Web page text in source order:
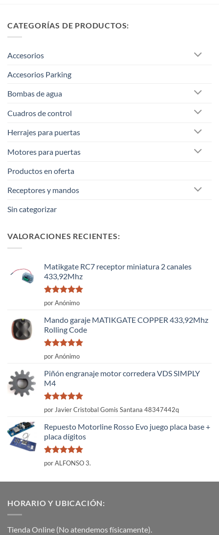
CATEGORÍAS DE PRODUCTOS:
Accesorios
Accesorios Parking
Bombas de agua
Cuadros de control
Herrajes para puertas
Motores para puertas
Productos en oferta
Receptores y mandos
Sin categorizar
VALORACIONES RECIENTES:
Matikgate RC7 receptor miniatura 2 canales
433,92Mhz
Valorado
con
por Anónimo
Mando garaje MATIKGATE COPPER 433,92Mhz
Rolling Code
Valorado
con
por Anónimo
Piñón engranaje motor corredera VDS SIMPLY
M4
Valorado
con
por Javier Cristobal Gomis Santana 48347442q
Repuesto Motorline Rosso Evo juego placa base +
placa dígitos
Valorado
con
por ALFONSO 3.
HORARIO Y UBICACIÓN:
Tienda Online (No atendemos físicamente).